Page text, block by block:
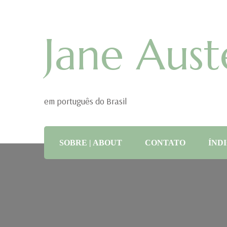
Jane
em português do Brasil
SOBRE | ABOUT CONTATO